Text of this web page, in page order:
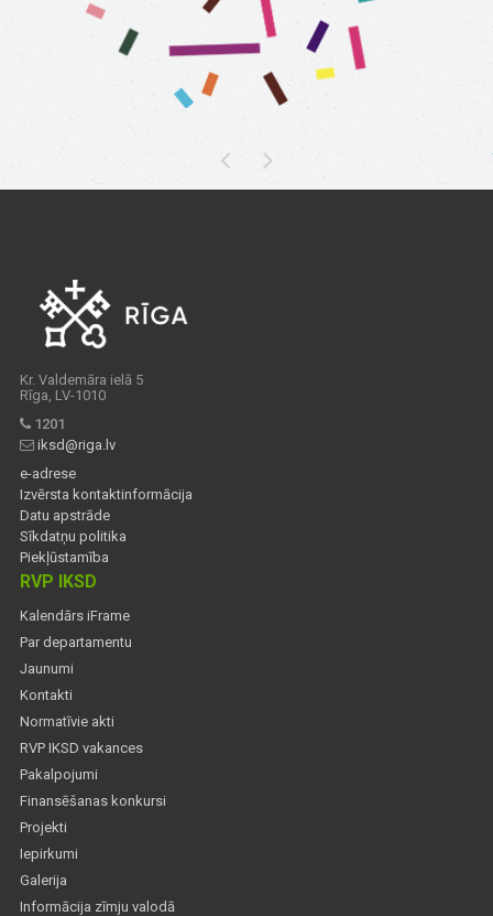
Kr. Valdemāra ielā 5
Rīga, LV-1010
1201
iksd@riga.lv
e-adrese
Izvērsta kontaktinformācija
Datu apstrāde
Sīkdatņu politika
Piekļūstamība
RVP IKSD
Kalendārs iFrame
Par departamentu
Jaunumi
Kontakti
Normatīvie akti
RVP IKSD vakances
Pakalpojumi
Finansēšanas konkursi
Projekti
Iepirkumi
Galerija
Informācija zīmju valodā